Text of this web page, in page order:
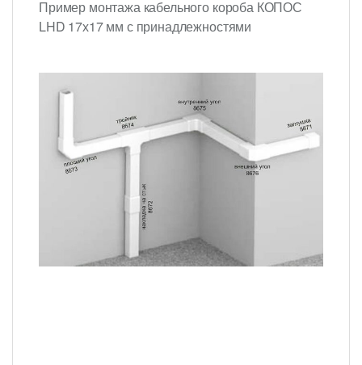
Пример монтажа кабельного короба КОПОС
LHD 17х17 мм с принадлежностями